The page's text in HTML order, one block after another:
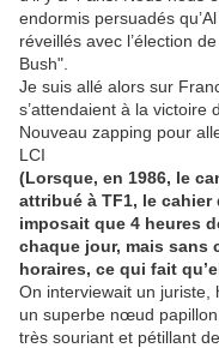
endormis persuadés
réveillés avec l’élection
Bush".
Je suis allé alors sur
s’attendaient à la victoire
Nouveau zapping pour
LCI
(Lorsque, en 1986, le
attribué à TF1, le cahier
imposait que 4 heures
chaque jour, mais sans
horaires, ce qui fait
On interviewait un juriste,
un superbe nœud
très souriant et pétillant